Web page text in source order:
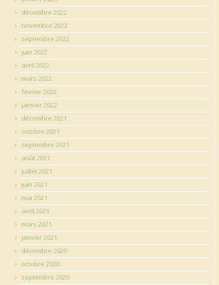
décembre 2022
novembre 2022
septembre 2022
juin 2022
avril 2022
mars 2022
février 2022
janvier 2022
décembre 2021
octobre 2021
septembre 2021
août 2021
juillet 2021
juin 2021
mai 2021
avril 2021
mars 2021
janvier 2021
décembre 2020
octobre 2020
septembre 2020